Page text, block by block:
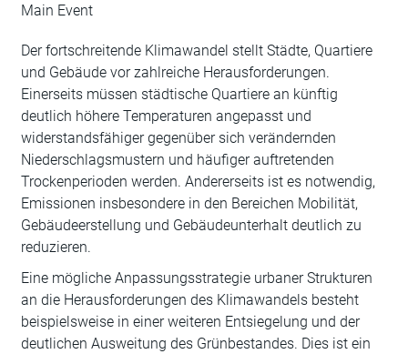
Main Event
Der fortschreitende Klimawandel stellt Städte, Quartiere
und Gebäude vor zahlreiche Herausforderungen.
Einerseits müssen städtische Quartiere an künftig
deutlich höhere Temperaturen angepasst und
widerstandsfähiger gegenüber sich verändernden
Niederschlagsmustern und häufiger auftretenden
Trockenperioden werden. Andererseits ist es notwendig,
Emissionen insbesondere in den Bereichen Mobilität,
Gebäudeerstellung und Gebäudeunterhalt deutlich zu
reduzieren.
Eine mögliche Anpassungsstrategie urbaner Strukturen
an die Herausforderungen des Klimawandels besteht
beispielsweise in einer weiteren Entsiegelung und der
deutlichen Ausweitung des Grünbestandes. Dies ist ein